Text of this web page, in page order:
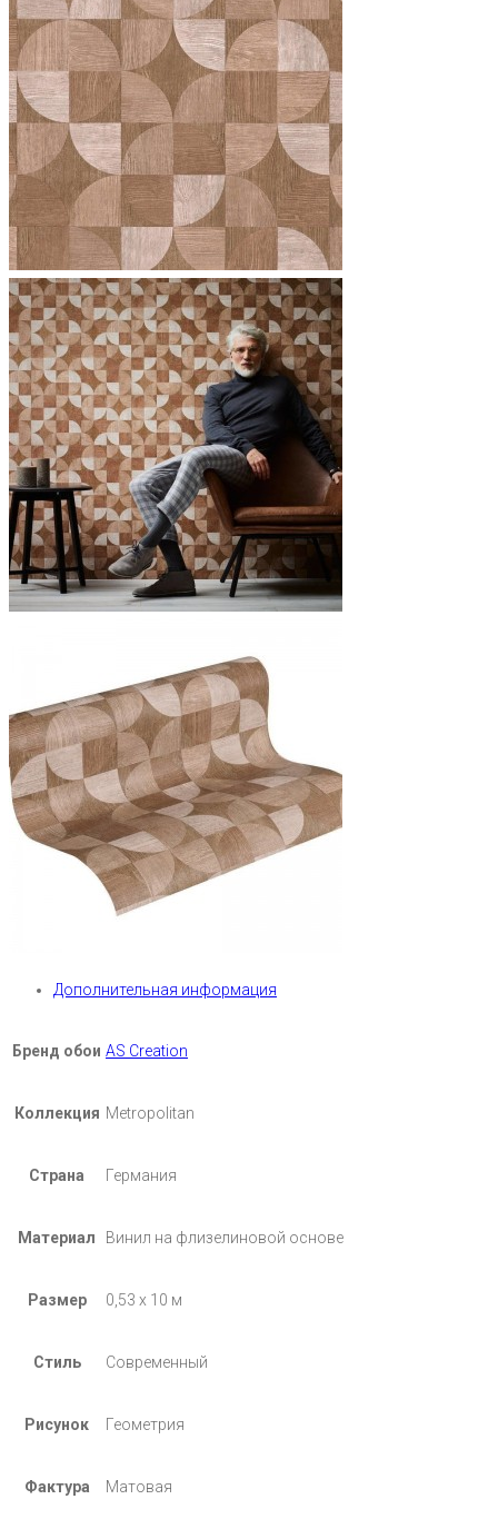
Дополнительная информация
Бренд обои AS Creation
Коллекция Metropolitan
Страна Германия
Материал Винил на флизелиновой основе
Размер 0,53 х 10 м
Стиль Современный
Рисунок Геометрия
Фактура Матовая